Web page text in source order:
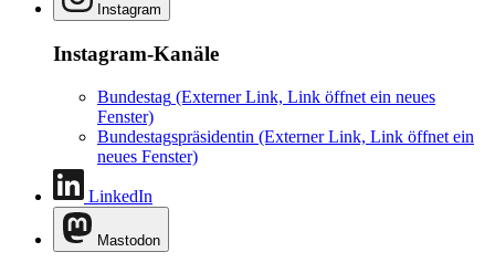
Instagram
Instagram-Kanäle
Bundestag (Externer Link, Link öffnet ein neues
Fenster)
Bundestagspräsidentin (Externer Link, Link öffnet ein
neues Fenster)
LinkedIn
Mastodon